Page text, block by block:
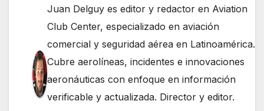
Juan Delguy es editor y redactor en Aviation
Club Center, especializado en aviación
comercial y seguridad aérea en Latinoamérica.
Cubre aerolíneas, incidentes e innovaciones
aeronáuticas con enfoque en información
verificable y actualizada. Director y editor.